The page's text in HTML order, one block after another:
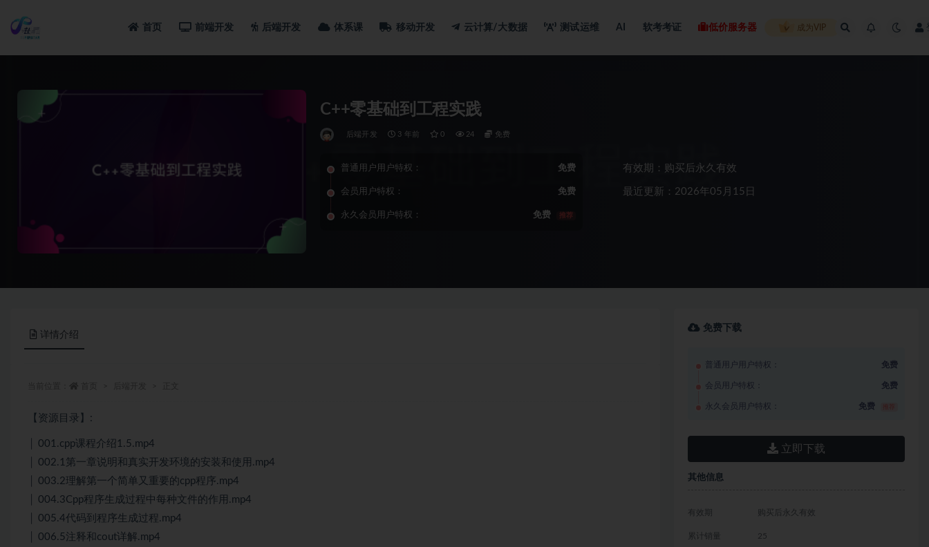
首页 前端开发 后端开发 体系课 移动开发 云计算/大数据 测试运维 AI 软考考证 低价服务器 成为VIP
C++零基础到工程实践
后端开发 3 年前 0 24 免费
普通用户用户特权： 免费
会员用户特权： 免费
永久会员用户特权： 免费 推荐
有效期：购买后永久有效
最近更新：2026年05月15日
详情介绍
【资源目录】:
│ 001.cpp课程介绍1.5.mp4
│ 002.1第一章说明和真实开发环境的安装和使用.mp4
│ 003.2理解第一个简单又重要的cpp程序.mp4
│ 004.3Cpp程序生成过程中每种文件的作用.mp4
│ 005.4代码到程序生成过程.mp4
│ 006.5注释和cout详解.mp4
免费下载
普通用户用户特权： 免费
会员用户特权： 免费
永久会员用户特权： 免费
立即下载
其他信息
有效期 购买后永久有效
累计销量 25